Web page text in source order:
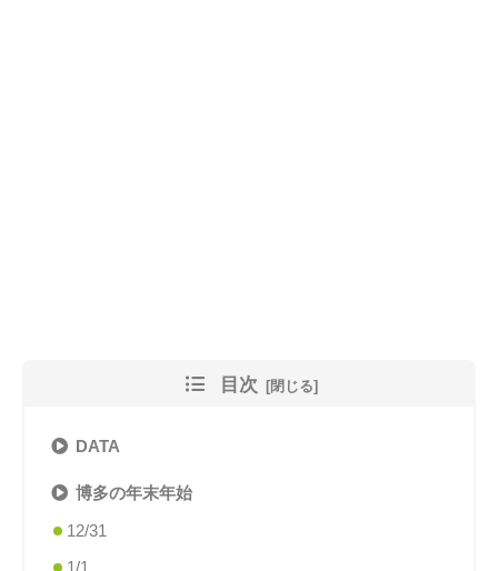
目次
DATA
博多の年末年始
12/31
1/1